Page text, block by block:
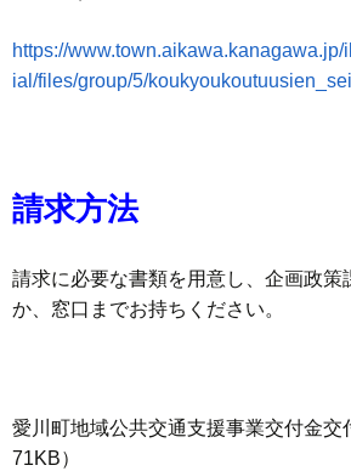
https://
ial/files/group/5/
請求方法
請求に必要な書類を用意し、企画政策
か、窓口までお持ちください。
愛川町地域公共交通支援事業交付金交
71KB）